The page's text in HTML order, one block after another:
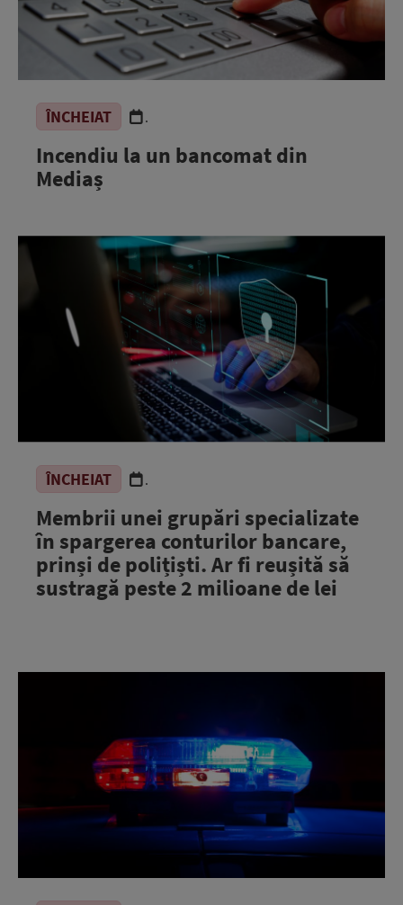
ÎNCHEIAT .
Incendiu la un bancomat din
Mediaș
ÎNCHEIAT .
Membrii unei grupări specializate
în spargerea conturilor bancare,
prinși de polițiști. Ar fi reușită să
sustragă peste 2 milioane de lei